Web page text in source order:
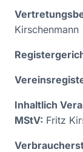
Kirschenmann
Inhaltlich
MStV: Fritz